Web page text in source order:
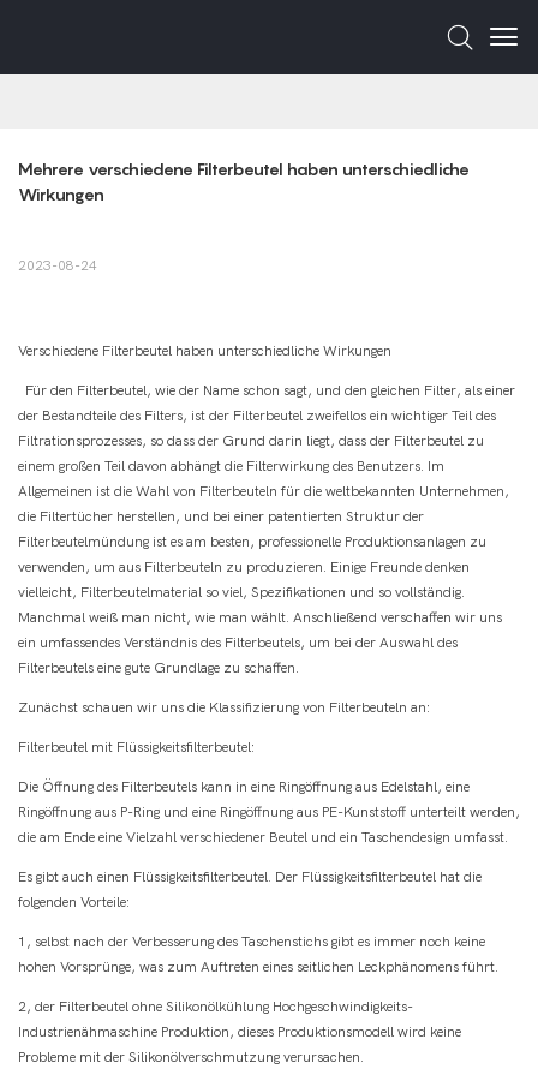
Mehrere verschiedene Filterbeutel haben unterschiedliche
Wirkungen
2023-08-24
Verschiedene Filterbeutel haben unterschiedliche Wirkungen
Für den Filterbeutel, wie der Name schon sagt, und den gleichen Filter, als einer
der Bestandteile des Filters, ist der Filterbeutel zweifellos ein wichtiger Teil des
Filtrationsprozesses, so dass der Grund darin liegt, dass der Filterbeutel zu
einem großen Teil davon abhängt die Filterwirkung des Benutzers. Im
Allgemeinen ist die Wahl von Filterbeuteln für die weltbekannten Unternehmen,
die Filtertücher herstellen, und bei einer patentierten Struktur der
Filterbeutelmündung ist es am besten, professionelle Produktionsanlagen zu
verwenden, um aus Filterbeuteln zu produzieren. Einige Freunde denken
vielleicht, Filterbeutelmaterial so viel, Spezifikationen und so vollständig.
Manchmal weiß man nicht, wie man wählt. Anschließend verschaffen wir uns
ein umfassendes Verständnis des Filterbeutels, um bei der Auswahl des
Filterbeutels eine gute Grundlage zu schaffen.
Zunächst schauen wir uns die Klassifizierung von Filterbeuteln an:
Filterbeutel mit Flüssigkeitsfilterbeutel:
Die Öffnung des Filterbeutels kann in eine Ringöffnung aus Edelstahl, eine
Ringöffnung aus P-Ring und eine Ringöffnung aus PE-Kunststoff unterteilt werden,
die am Ende eine Vielzahl verschiedener Beutel und ein Taschendesign umfasst.
Es gibt auch einen Flüssigkeitsfilterbeutel. Der Flüssigkeitsfilterbeutel hat die
folgenden Vorteile:
1, selbst nach der Verbesserung des Taschenstichs gibt es immer noch keine
hohen Vorsprünge, was zum Auftreten eines seitlichen Leckphänomens führt.
2, der Filterbeutel ohne Silikonölkühlung Hochgeschwindigkeits-
Industrienähmaschine Produktion, dieses Produktionsmodell wird keine
Probleme mit der Silikonölverschmutzung verursachen.